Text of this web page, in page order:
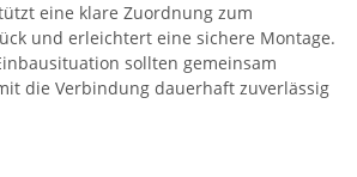
eine klare Zuordnung zum
und erleichtert eine sichere Montage.
sollten gemeinsam
die Verbindung dauerhaft zuverlässig